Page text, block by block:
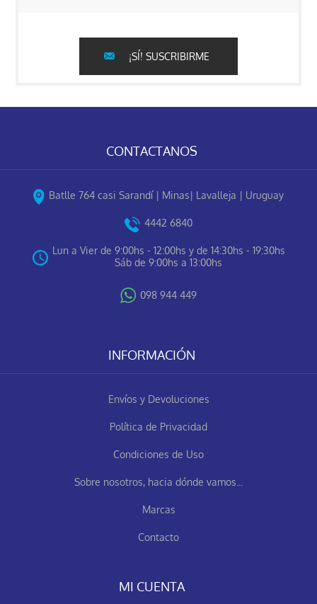
¡SÍ! SUSCRIBIRME
CONTACTANOS
Batlle 764 casi Sarandí | Minas| Lavalleja | Uruguay
4442 6840
Lun a Vier de 9:00hs - 12:00hs y de 14:30hs - 19:30hs
Sáb de 9:00hs a 13:00hs
098 944 449
INFORMACIÓN
Envíos y Devoluciones
Política de Privacidad
Condiciones de Uso
Sobre nosotros, hacia dónde vamos...
Marcas
Contacto
MI CUENTA